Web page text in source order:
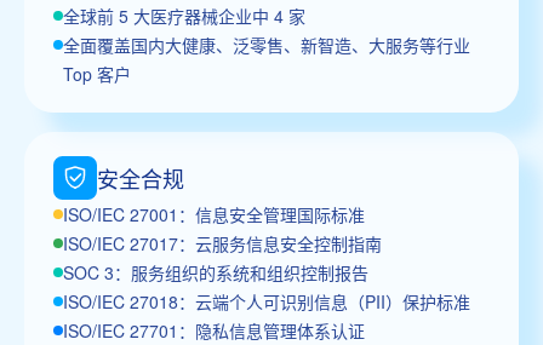
全球前 5 大医疗器械企业中 4 家
全面覆盖国内大健康、泛零售、新智造、大服务等行业
Top 客户
安全合规
ISO/IEC 27001：信息安全管理国际标准
ISO/IEC 27017：云服务信息安全控制指南
SOC 3：服务组织的系统和组织控制报告
ISO/IEC 27018：云端个人可识别信息（PII）保护标准
ISO/IEC 27701：隐私信息管理体系认证